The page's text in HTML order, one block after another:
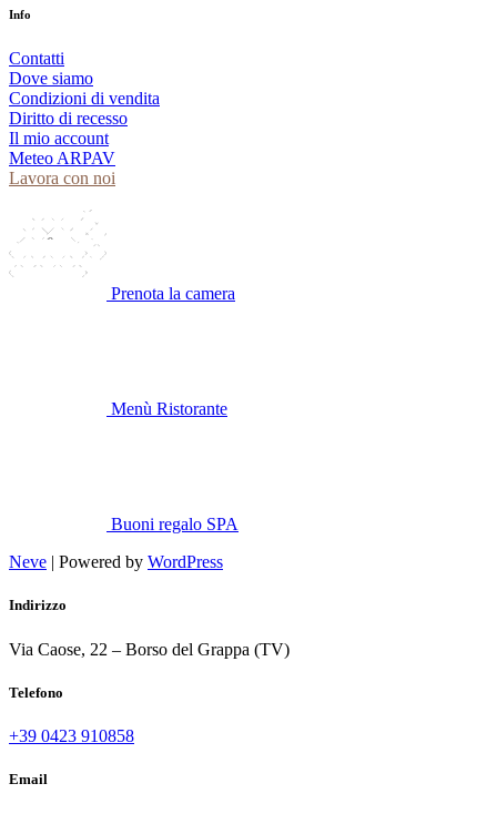
Info
Contatti
Dove siamo
Condizioni di vendita
Diritto di recesso
Il mio account
Meteo ARPAV
Lavora con noi
Prenota la camera
Menù Ristorante
Buoni regalo SPA
Neve | Powered by WordPress
Indirizzo
Via Caose, 22 – Borso del Grappa (TV)
Telefono
+39 0423 910858
Email